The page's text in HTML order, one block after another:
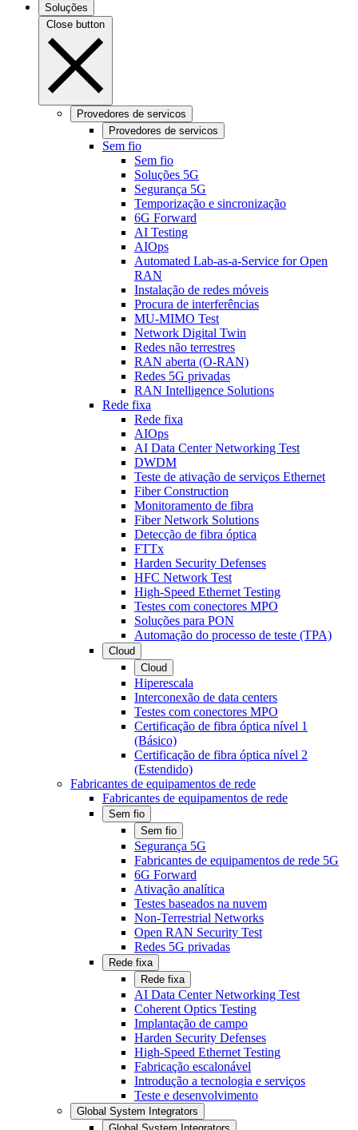
Soluções
Close button
Provedores de servicos
Provedores de servicos
Sem fio
Sem fio
Soluções 5G
Segurança 5G
Temporização e sincronização
6G Forward
AI Testing
AIOps
Automated Lab-as-a-Service for Open
RAN
Instalação de redes móveis
Procura de interferências
MU-MIMO Test
Network Digital Twin
Redes não terrestres
RAN aberta (O-RAN)
Redes 5G privadas
RAN Intelligence Solutions
Rede fixa
Rede fixa
AIOps
AI Data Center Networking Test
DWDM
Teste de ativação de serviços Ethernet
Fiber Construction
Monitoramento de fibra
Fiber Network Solutions
Detecção de fibra óptica
FTTx
Harden Security Defenses
HFC Network Test
High-Speed Ethernet Testing
Testes com conectores MPO
Soluções para PON
Automação do processo de teste (TPA)
Cloud
Cloud
Hiperescala
Interconexão de data centers
Testes com conectores MPO
Certificação de fibra óptica nível 1
(Básico)
Certificação de fibra óptica nível 2
(Estendido)
Fabricantes de equipamentos de rede
Fabricantes de equipamentos de rede
Sem fio
Sem fio
Segurança 5G
Fabricantes de equipamentos de rede 5G
6G Forward
Ativação analítica
Testes baseados na nuvem
Non-Terrestrial Networks
Open RAN Security Test
Redes 5G privadas
Rede fixa
Rede fixa
AI Data Center Networking Test
Coherent Optics Testing
Implantação de campo
Harden Security Defenses
High-Speed Ethernet Testing
Fabricação escalonável
Introdução a tecnologia e serviços
Teste e desenvolvimento
Global System Integrators